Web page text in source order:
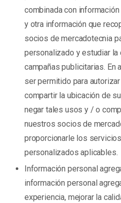
combinada con
y otra información que
socios de mercadotecnia
personalizado y estudiar
campañas publicitarias. En
ser permitido para
compartir la ubicación de
negar tales usos y / o
nuestros socios de
proporcionarle los
personalizados aplicables.
Información personal
información personal
experiencia, mejorar la